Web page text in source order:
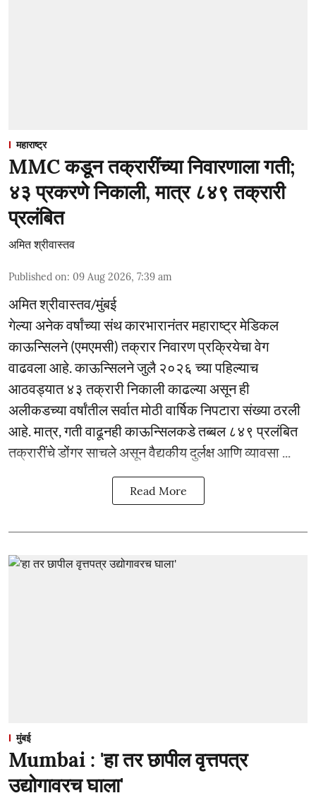
महाराष्ट्र
MMC कडून तक्रारींच्या निवारणाला गती;
४३ प्रकरणे निकाली, मात्र ८४९ तक्रारी
प्रलंबित
अमित श्रीवास्तव
Published on: 09 Aug 2026, 7:39 am
अमित श्रीवास्तव/मुंबई
गेल्या अनेक वर्षांच्या संथ कारभारानंतर महाराष्ट्र मेडिकल
काऊन्सिलने (एमएमसी) तक्रार निवारण प्रक्रियेचा वेग
वाढवला आहे. काऊन्सिलने जुलै २०२६ च्या पहिल्याच
आठवड्यात ४३ तक्रारी निकाली काढल्या असून ही
अलीकडच्या वर्षांतील सर्वात मोठी वार्षिक निपटारा संख्या ठरली
आहे. मात्र, गती वाढूनही काऊन्सिलकडे तब्बल ८४९ प्रलंबित
तक्रारींचे डोंगर साचले असून वैद्यकीय दुर्लक्ष आणि व्यावसा ...
Read More
मुंबई
Mumbai : 'हा तर छापील वृत्तपत्र
उद्योगावरच घाला'